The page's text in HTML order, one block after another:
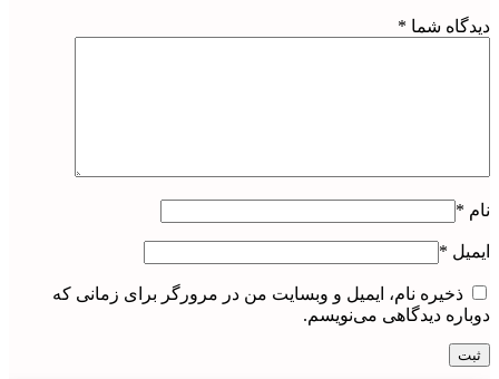
دیدگاه شما *
نام *
ایمیل *
ذخیره نام، ایمیل و وبسایت من در مرورگر برای زمانی که
دوباره دیدگاهی می‌نویسم.